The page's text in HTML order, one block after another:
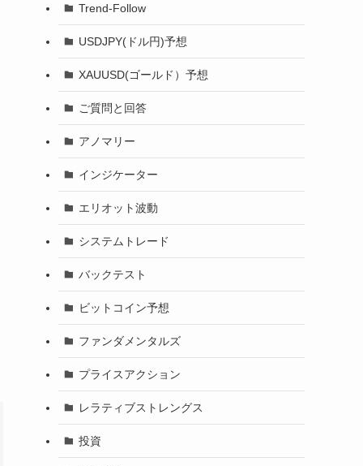
Trend-Follow
USDJPY(ドル円)予想
XAUUSD(ゴールド）予想
ご質問と回答
アノマリー
インジケーター
エリオット波動
システムトレード
バックテスト
ビットコイン予想
ファンダメンタルズ
プライスアクション
レラティブストレングス
投資